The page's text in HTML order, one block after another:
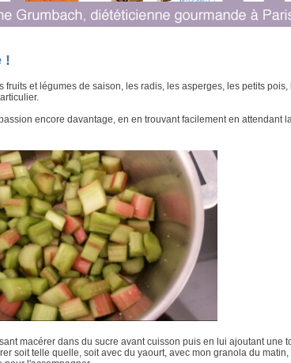
!
et légumes de saison, les radis, les asperges, les petits pois,
encore davantage, en en trouvant facilement en attendant
macérer dans du sucre avant cuisson puis en lui ajoutant une
soit telle quelle, soit avec du yaourt, avec mon granola du